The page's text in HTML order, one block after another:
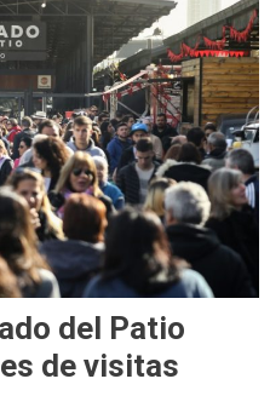
del Patio
de visitas